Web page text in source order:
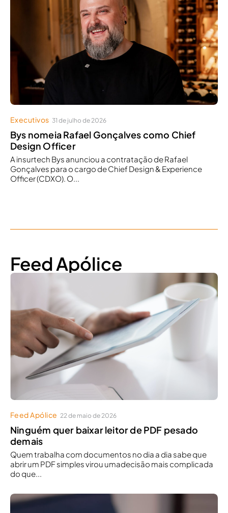
Executivos 31 de julho de 2026
Bys nomeia Rafael Gonçalves como Chief
Design Officer
A insurtech Bys anunciou a contratação de Rafael
Gonçalves para o cargo de Chief Design & Experience
Officer (CDXO). O...
Feed Apólice
Feed Apólice 22 de maio de 2026
Ninguém quer baixar leitor de PDF pesado
demais
Quem trabalha com documentos no dia a dia sabe que
abrir um PDF simples virou umadecisão mais complicada
do que...